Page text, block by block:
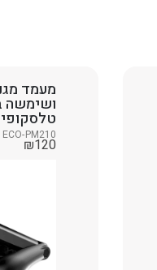
מעמד
ושימשה
ECO-PM210
₪120